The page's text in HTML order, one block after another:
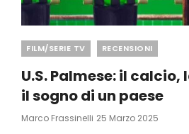
Categories
FILM/SERIE TV RECENSIONI
U.S. Palmese: il
il sogno di un paese
Marco Frassinelli Posted
25 Marzo 2025